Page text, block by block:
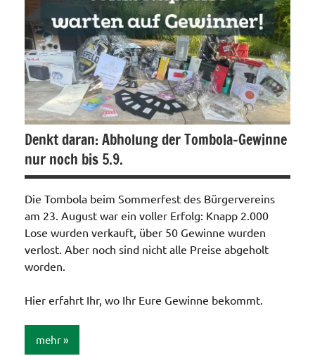
Denkt daran: Abholung der Tombola-Gewinne
nur noch bis 5.9.
Die Tombola beim Sommerfest des Bürgervereins
am 23. August war ein voller Erfolg: Knapp 2.000
Lose wurden verkauft, über 50 Gewinne wurden
verlost. Aber noch sind nicht alle Preise abgeholt
worden.
Hier erfahrt Ihr, wo Ihr Eure Gewinne bekommt.
mehr